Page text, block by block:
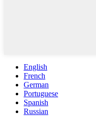
English
French
German
Portuguese
Spanish
Russian